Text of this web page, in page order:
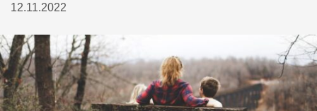
12.11.2022